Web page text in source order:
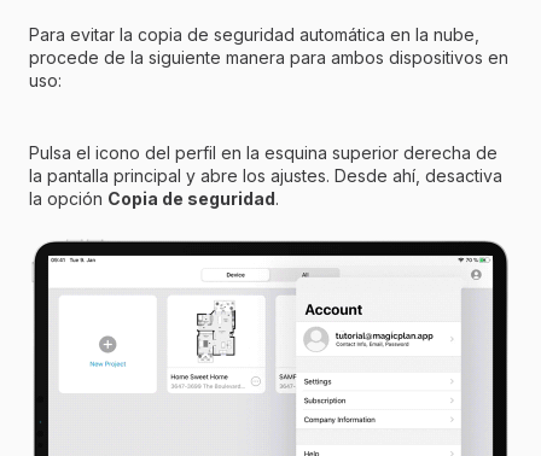
Para evitar la copia de seguridad automática en la nube,
procede de la siguiente manera para ambos dispositivos en
uso:
Pulsa el icono del perfil en la esquina superior derecha de
la pantalla principal y abre los ajustes. Desde ahí, desactiva
la opción Copia de seguridad.